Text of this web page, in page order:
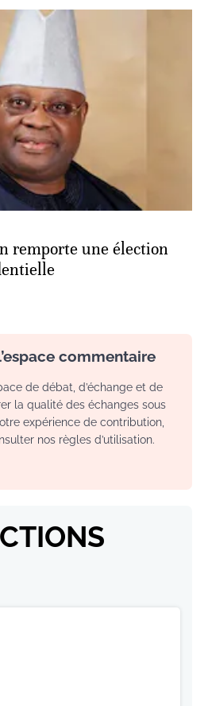
remporte une élection
commentaire
de débat, d’échange et de
la qualité des échanges sous
expérience de contribution,
nos règles d’utilisation.